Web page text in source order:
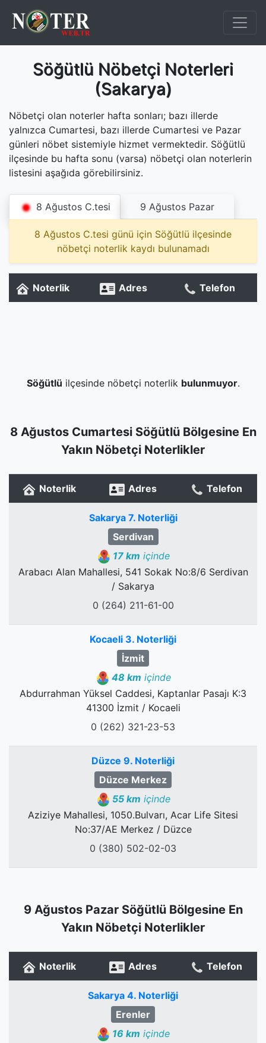
Söğütlü Nöbetçi Noterleri
(Sakarya)
Nöbetçi olan noterler hafta sonları; bazı illerde
yalnızca Cumartesi, bazı illerde Cumartesi ve Pazar
günleri nöbet sistemiyle hizmet vermektedir. Söğütlü
ilçesinde bu hafta sonu (varsa) nöbetçi olan noterlerin
listesini aşağıda görebilirsiniz.
8 Ağustos C.tesi 9 Ağustos Pazar
8 Ağustos C.tesi günü için Söğütlü ilçesinde
nöbetçi noterlik kaydı bulunamadı
Noterlik Adres Telefon
Söğütlü ilçesinde nöbetçi noterlik bulunmuyor.
8 Ağustos Cumartesi Söğütlü Bölgesine En
Yakın Nöbetçi Noterlikler
Noterlik Adres Telefon
Sakarya 7. Noterliği
Serdivan
17 km içinde
Arabacı Alan Mahallesi, 541 Sokak No:8/6 Serdivan
/ Sakarya
0 (264) 211-61-00
Kocaeli 3. Noterliği
İzmit
48 km içinde
Abdurrahman Yüksel Caddesi, Kaptanlar Pasajı K:3
41300 İzmit / Kocaeli
0 (262) 321-23-53
Düzce 9. Noterliği
Düzce Merkez
55 km içinde
Aziziye Mahallesi, 1050.Bulvarı, Acar Life Sitesi
No:37/AE Merkez / Düzce
0 (380) 502-02-03
9 Ağustos Pazar Söğütlü Bölgesine En
Yakın Nöbetçi Noterlikler
Noterlik Adres Telefon
Sakarya 4. Noterliği
Erenler
16 km içinde